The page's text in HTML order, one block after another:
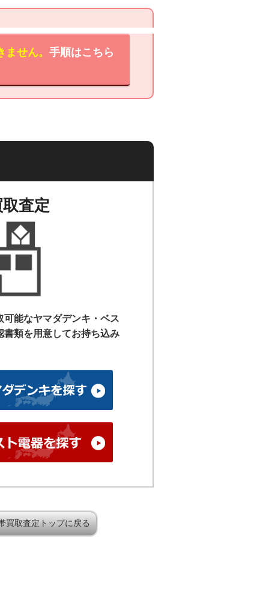
せん。 手順はこちら
査定
能なヤマダデンキ・ベス
書類を用意してお持ち込み
買取査定トップに戻る